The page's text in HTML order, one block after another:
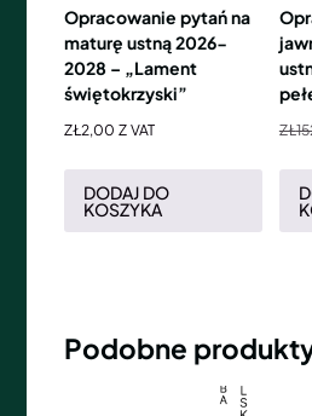
Opracowanie pytań na
maturę ustną 2026-
2028 – „Lament
świętokrzyski”
ZŁ2,00 Z VAT
DODAJ DO
KOSZYKA
ZŁ
Podobne